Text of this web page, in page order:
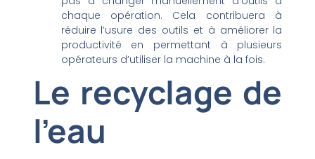
chaque opération. Cela contribuera à
réduire l’usure des outils et à améliorer la
productivité en permettant à plusieurs
opérateurs d’utiliser la machine à la fois.
Le recyclage de
l’eau